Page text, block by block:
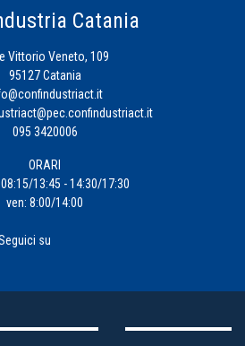
Catania
Vittorio Veneto, 109
95127 Catania
095 3420006
ORARI
13:45 - 14:30/17:30
ven: 8:00/14:00
su